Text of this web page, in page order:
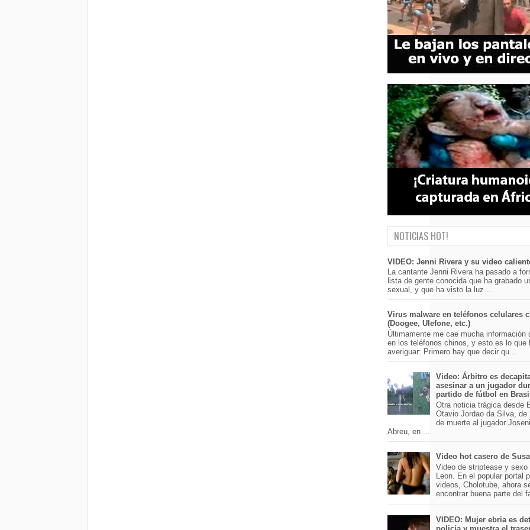
NOTICIAS HOT!
VIDEO: Jenni Rivera y su video
La cantante Jenni Rivera ha pasado a
lista de gente conocida que ha grabado
sexual, y que ha visto la luz...
Virus malware en teléfonos celulares
(Doogee, Ulefone, etc.)
Últimamente me cae mucha información
en los teléfonos chinos, y esto es lo que
averiguar: Primero hay que decir qu...
Video: Árbitro es
asesinar a un jugador
partido de fútbol en
Otra noticia trágica desde
Otavio Jordao da Silva, de
de muerte al jugador
Abreu, en ...
Video hot casero de
Video de striptease y sexo
Leon. En el popular portal
videos, Cholotube, ahora
encontrar buena parte del
VIDEO: Mujer ebria es